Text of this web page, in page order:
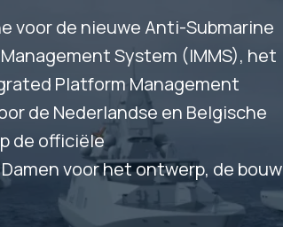
voor de nieuwe Anti-Submarine
System (IMMS), het
Platform Management
de Nederlandse en Belgische
de officiële
voor het ontwerp, de bouw